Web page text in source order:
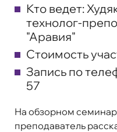
Кто ведет:
технолог-
"Аравия"
Стоимость
Запись по
57
На обзорном
преподаватель